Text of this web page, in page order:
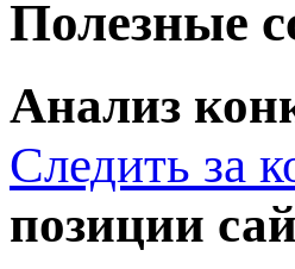
Полезные
Анализ
Следить за
позиции